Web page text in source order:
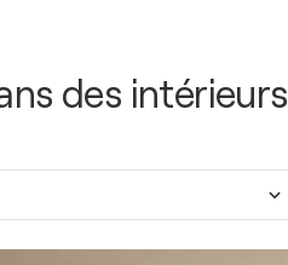
des intérieurs